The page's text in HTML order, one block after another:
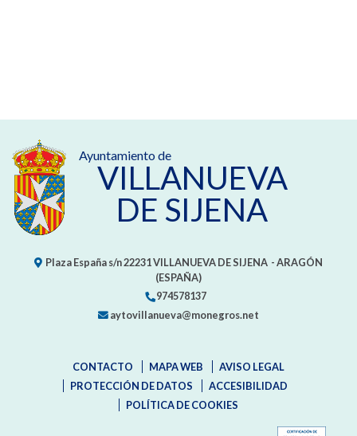
Ayuntamiento de
VILLANUEVA
DE SIJENA
Plaza España s/n22231VILLANUEVA DE SIJENA - ARAGÓN
(ESPAÑA)
974578137
aytovillanueva@monegros.net
CONTACTO MAPA WEB
AVISO LEGAL
PROTECCIÓN DE DATOS
ACCESIBILIDAD
POLÍTICA DE COOKIES